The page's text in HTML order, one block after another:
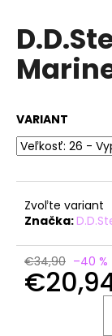
VARIANT
Zvoľte variant
Značka:
€34,90 –40 %
j
s
ť
O
d